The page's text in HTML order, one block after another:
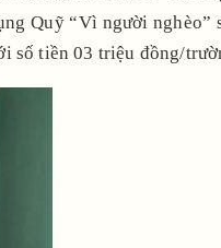
Quỹ “Vì người nghèo”
số tiền 03 triệu đồng/